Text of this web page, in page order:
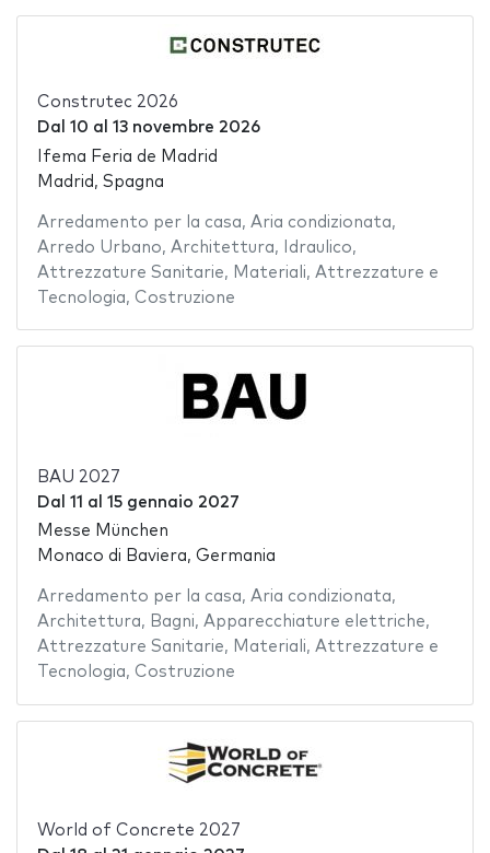
Construtec 2026
Dal 10 al 13 novembre 2026
Ifema Feria de Madrid
Madrid, Spagna
Arredamento per la casa, Aria condizionata,
Arredo Urbano, Architettura, Idraulico,
Attrezzature Sanitarie, Materiali, Attrezzature e
Tecnologia, Costruzione
BAU 2027
Dal 11 al 15 gennaio 2027
Messe München
Monaco di Baviera, Germania
Arredamento per la casa, Aria condizionata,
Architettura, Bagni, Apparecchiature elettriche,
Attrezzature Sanitarie, Materiali, Attrezzature e
Tecnologia, Costruzione
World of Concrete 2027